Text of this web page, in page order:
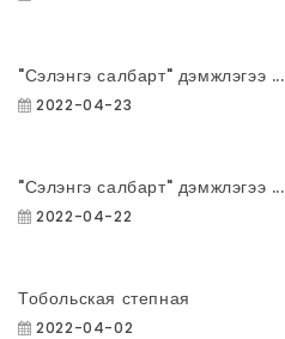
"Сэлэнгэ салбарт" дэмжлэгээ ...
2022-04-23
"Сэлэнгэ салбарт" дэмжлэгээ ...
2022-04-22
Тобольская степная
2022-04-02